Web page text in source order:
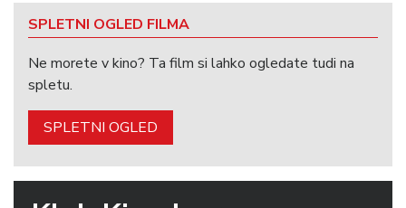
SPLETNI OGLED FILMA
Ne morete v kino? Ta film si lahko ogledate tudi na
spletu.
SPLETNI OGLED